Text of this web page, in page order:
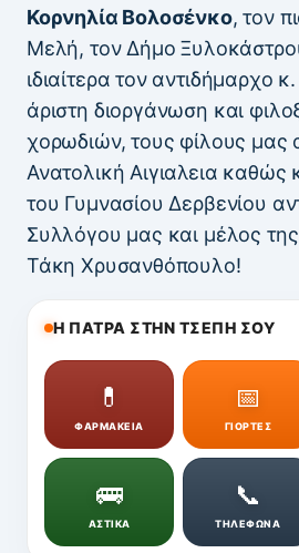
Κορνηλία Βολοσένκο, τον
Μελή, τον Δήμο
ιδιαίτερα τον αντιδήμαρχο
άριστη διοργάνωση και
χορωδιών, τους φίλους μας
Ανατολική Αιγιαλεια καθώς
του Γυμνασίου Δερβενίου
Συλλόγου μας και μέλος
Τάκη Χρυσανθόπουλο!
Η ΠΑΤΡΑ ΣΤΗΝ ΤΣΕΠΗ ΣΟΥ
💊
ΦΑΡΜΑΚΕΙΑ
📅
ΓΙΟΡΤΕΣ
🚌
ΑΣΤΙΚΑ
📞
ΤΗΛΕΦΩΝΑ